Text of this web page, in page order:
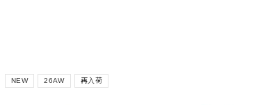
NEW 26AW 再入荷